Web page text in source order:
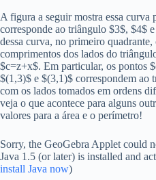
A figura a seguir mostra essa curva
corresponde ao triângulo $3$, $4$
dessa curva, no primeiro
comprimentos dos lados do
$c=z+x$. Em particular, os pontos
$(1,3)$ e $(3,1)$ correspondem ao
com os lados tomados em ordens
veja o que acontece para alguns
valores para a área e o perímetro!
Sorry, the GeoGebra Applet could
Java 1.5 (or later) is installed and
install Java now)